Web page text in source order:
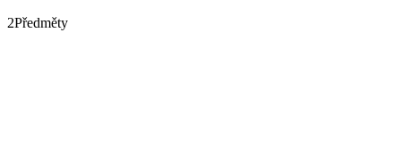
2Předměty